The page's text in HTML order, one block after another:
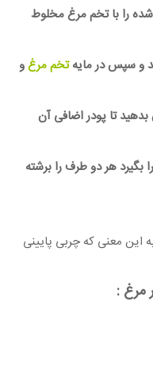
را با تخم مرغ مخلوط
و سپس در مایهتخم مرغو
تا پودر اضافی آن
هر دو طرف را برشته
این معنی که چربی پایینی
مرغ :